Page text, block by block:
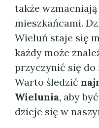
także
mieszkańcami.
Wieluń staje się
każdy może
przyczynić się
Warto śledzić
Wielunia, aby
dzieje się w